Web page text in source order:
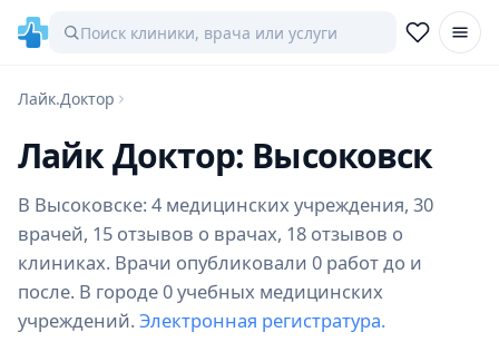
Лайк.Доктор
Лайк Доктор: Высоковск
В Высоковске: 4 медицинских учреждения, 30
врачей, 15 отзывов о врачах, 18 отзывов о
клиниках. Врачи опубликовали 0 работ до и
после. В городе 0 учебных медицинских
учреждений. Электронная регистратура.